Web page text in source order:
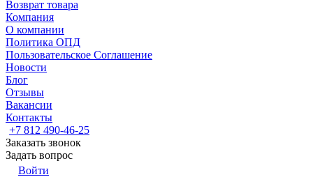
Возврат товара
Компания
О компании
Политика ОПД
Пользовательское Соглашение
Новости
Блог
Отзывы
Вакансии
Контакты
+7 812 490-46-25
Заказать звонок
Задать вопрос
Войти